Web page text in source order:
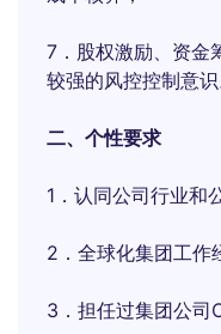
7．股权激励、资金
较强的风控控制意识
二、个性要求
1．认同公司行业和
2．全球化集团工作
3．担任过集团公司